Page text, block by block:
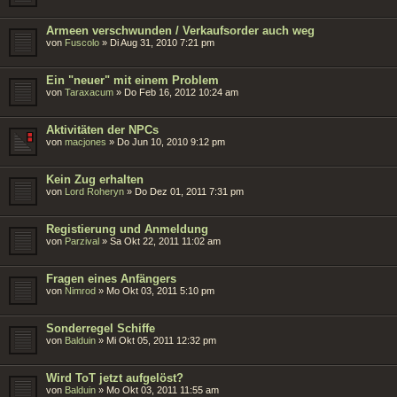
Armeen verschwunden / Verkaufsorder auch weg
von Fuscolo » Di Aug 31, 2010 7:21 pm
Ein "neuer" mit einem Problem
von Taraxacum » Do Feb 16, 2012 10:24 am
Aktivitäten der NPCs
von macjones » Do Jun 10, 2010 9:12 pm
Kein Zug erhalten
von Lord Roheryn » Do Dez 01, 2011 7:31 pm
Registierung und Anmeldung
von Parzival » Sa Okt 22, 2011 11:02 am
Fragen eines Anfängers
von Nimrod » Mo Okt 03, 2011 5:10 pm
Sonderregel Schiffe
von Balduin » Mi Okt 05, 2011 12:32 pm
Wird ToT jetzt aufgelöst?
von Balduin » Mo Okt 03, 2011 11:55 am